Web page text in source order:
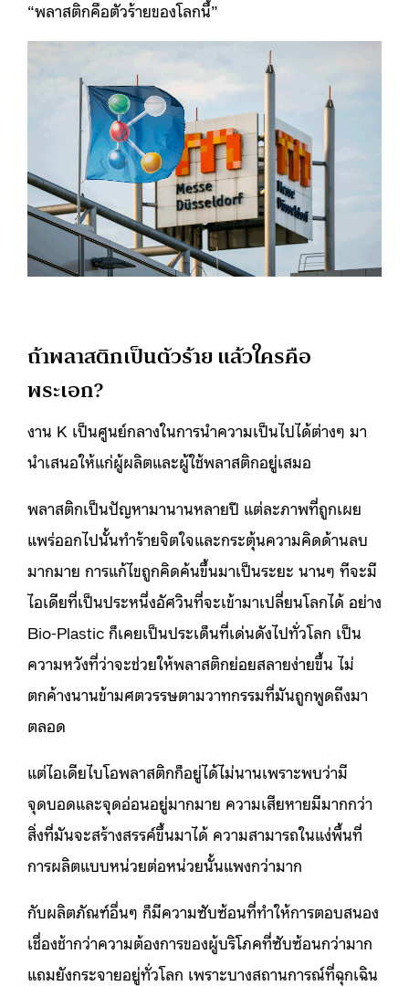
“พลาสติกคือตัวร้ายของโลกนี้”
ถ้าพลาสติกเป็นตัวร้าย แล้วใครคือ
พระเอก?
งาน K เป็นศูนย์กลางในการนำความเป็นไปได้ต่างๆ มา
นำเสนอให้แก่ผู้ผลิตและผู้ใช้พลาสติกอยู่เสมอ
พลาสติกเป็นปัญหามานานหลายปี แต่ละภาพที่ถูกเผย
แพร่ออกไปนั้นทำร้ายจิตใจและกระตุ้นความคิดด้านลบ
มากมาย การแก้ไขถูกคิดค้นขึ้นมาเป็นระยะ นานๆ ทีจะมี
ไอเดียที่เป็นประหนึ่งอัศวินที่จะเข้ามาเปลี่ยนโลกได้ อย่าง
Bio-Plastic ก็เคยเป็นประเด็นที่เด่นดังไปทั่วโลก เป็น
ความหวังที่ว่าจะช่วยให้พลาสติกย่อยสลายง่ายขึ้น ไม่
ตกค้างนานข้ามศตวรรษตามวาทกรรมที่มันถูกพูดถึงมา
ตลอด
แต่ไอเดียไบโอพลาสติกก็อยู่ได้ไม่นานเพราะพบว่ามี
จุดบอดและจุดอ่อนอยู่มากมาย ความเสียหายมีมากกว่า
สิ่งที่มันจะสร้างสรรค์ขึ้นมาได้ ความสามารถในแง่พื้นที่
การผลิตแบบหน่วยต่อหน่วยนั้นแพงกว่ามาก
กับผลิตภัณฑ์อื่นๆ ก็มีความซับซ้อนที่ทำให้การตอบสนอง
เชื่องช้ากว่าความต้องการของผู้บริโภคที่ซับซ้อนกว่ามาก
แถมยังกระจายอยู่ทั่วโลก เพราะบางสถานการณ์ที่ฉุกเฉิน